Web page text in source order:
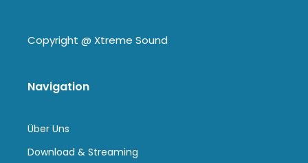
Copyright @ Xtreme Sound
Navigation
Über Uns
Download & Streaming